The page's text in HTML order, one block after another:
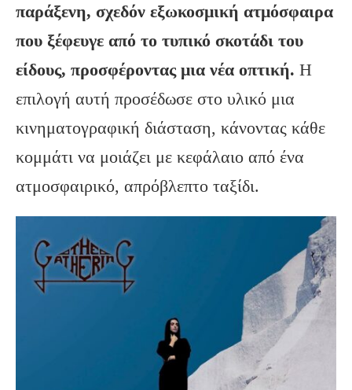
παράξενη, σχεδόν εξωκοσμική ατμόσφαιρα
που ξέφευγε από το τυπικό σκοτάδι του
είδους, προσφέροντας μια νέα οπτική. Η
επιλογή αυτή προσέδωσε στο υλικό μια
κινηματογραφική διάσταση, κάνοντας κάθε
κομμάτι να μοιάζει με κεφάλαιο από ένα
ατμοσφαιρικό, απρόβλεπτο ταξίδι.